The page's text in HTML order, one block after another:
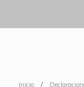
Inicio